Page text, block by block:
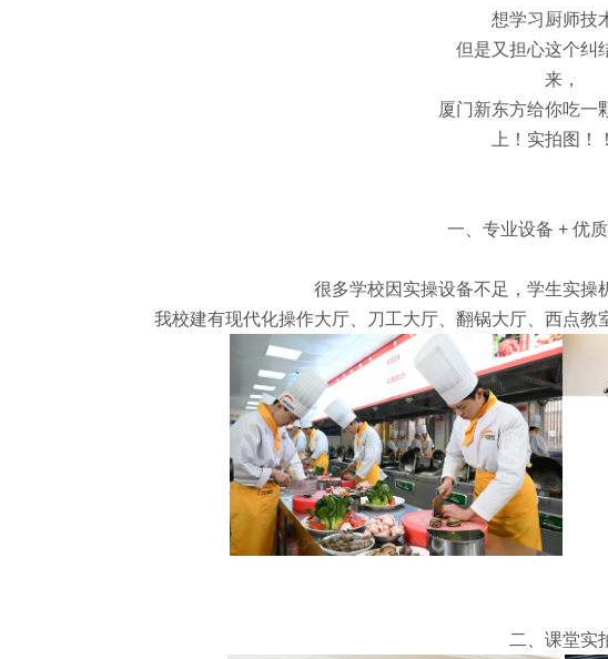
想学习厨师技
但是又担心这个纠
来，
厦门新东方给你吃一
上！实拍图！
一、专业设备 + 优
很多学校因实操设备不足，学生实操
我校建有现代化操作大厅、刀工大厅、翻锅大厅、西点教
二、课堂实